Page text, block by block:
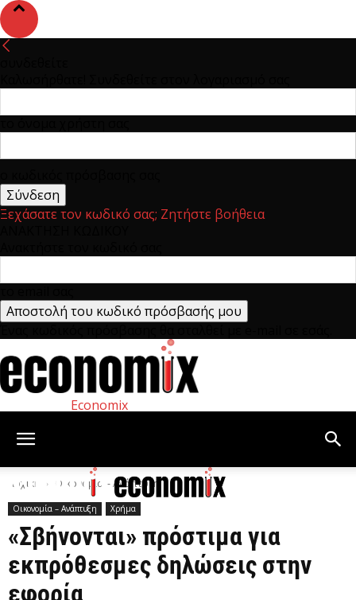
Ξεχάσατε τον κωδικό σας; Ζητήστε βοήθεια
Economix
Αρχική Οικονομία – Ανάπτυξη
Οικονομία – Ανάπτυξη Χρήμα
«Σβήνονται» πρόστιμα για
εκπρόθεσμες δηλώσεις στην
εφορία